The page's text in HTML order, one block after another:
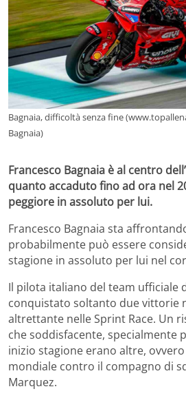
Bagnaia, difficoltà senza fine
Bagnaia)
Francesco Bagnaia è al centro
quanto accaduto fino ad ora nel
peggiore in assoluto per lui.
Francesco Bagnaia sta
probabilmente può essere
stagione in assoluto per lui nel
Il pilota italiano del team ufficiale
conquistato soltanto due vittorie
altrettante nelle Sprint Race. Un
che soddisfacente, specialmente
inizio stagione erano altre,
mondiale contro il compagno di
Marquez.